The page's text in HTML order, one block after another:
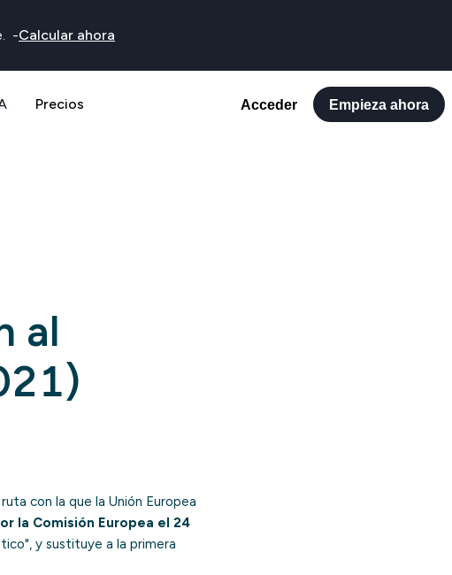
-Calcular ahora
Precios Acceder Empieza ahora
al
con la que la Unión Europea
la Comisión Europea el 24
, y sustituye a la primera